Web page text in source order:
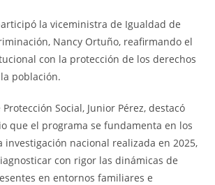
la viceministra de Igualdad de
Nancy Ortuño, reafirmando el
con la protección de los derechos
población.
Social, Junior Pérez, destacó
que el programa se fundamenta en los
investigación nacional realizada en 2025,
con rigor las dinámicas de
en entornos familiares e